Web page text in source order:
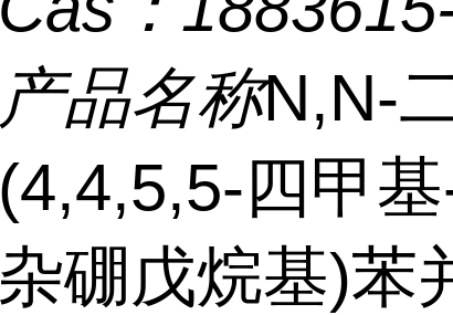
产品名称N,N-
(4,4,5,5-四甲
杂硼戊烷基)苯